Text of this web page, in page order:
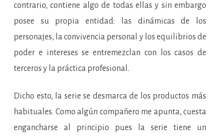
contrario, contiene algo de todas ellas y sin embargo
posee su propia entidad: las dinámicas de los
personajes, la convivencia personal y los equilibrios de
poder e intereses se entremezclan con los casos de
terceros y la práctica profesional.
Dicho esto, la serie se desmarca de los productos más
habituales. Como algún compañero me apunta, cuesta
engancharse al principio pues la serie tiene un